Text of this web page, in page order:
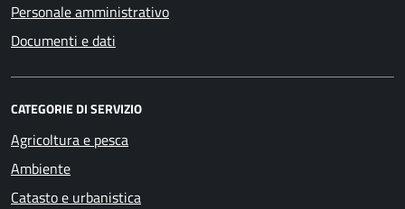
Personale amministrativo
Documenti e dati
CATEGORIE DI SERVIZIO
Agricoltura e pesca
Ambiente
Catasto e urbanistica